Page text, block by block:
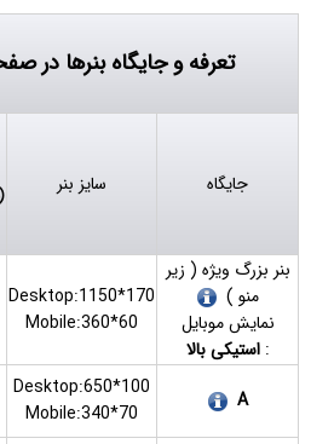
تعرفه و جایگاه بنرها در
جایگاه سایز بنر
بنر بزرگ ویژه ( زیر
منو )
نمایش موبایل
:استیکی بالا
Desktop:1150*170
Mobile:360*60
A
Desktop:650*100
Mobile:340*70